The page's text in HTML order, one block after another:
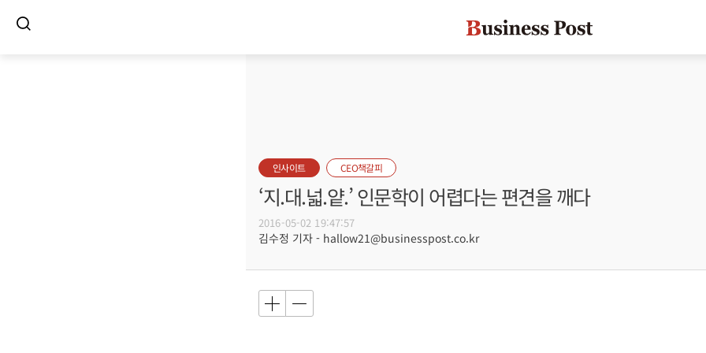
인사이트 CEO책갈피
‘지.대.넓.얕.’ 인문학이 어렵다는 편견을 깨다
2016-05-02 19:47:57
김수정 기자 - hallow21@businesspost.co.kr